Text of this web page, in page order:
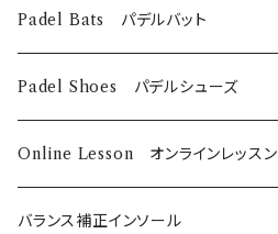
Unsquashable
Harrow
Strings
EyeRackets
EyeRackets
Babolat
Padel Bats パデルバット
DUNLOP
Babolat
Padel Shoes パデルシューズ
Bαbolat
Online Lesson オンラインレッスン
バランス補正インソール